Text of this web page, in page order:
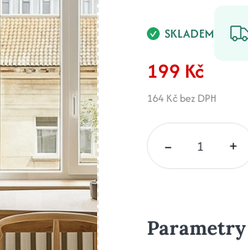
SKLADEM
199 Kč
164 Kčbez DPH
– +
Parametry